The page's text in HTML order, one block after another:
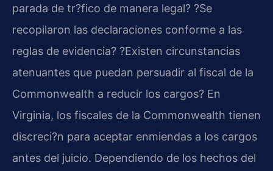
parada de tr?fico de manera legal? ?Se
recopilaron las declaraciones conforme a las
reglas de evidencia? ?Existen circunstancias
atenuantes que puedan persuadir al fiscal de la
Commonwealth a reducir los cargos? En
Virginia, los fiscales de la Commonwealth tienen
discreci?n para aceptar enmiendas a los cargos
antes del juicio. Dependiendo de los hechos del